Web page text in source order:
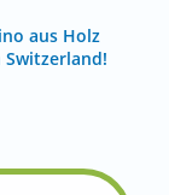
aus Holz
Switzerland!